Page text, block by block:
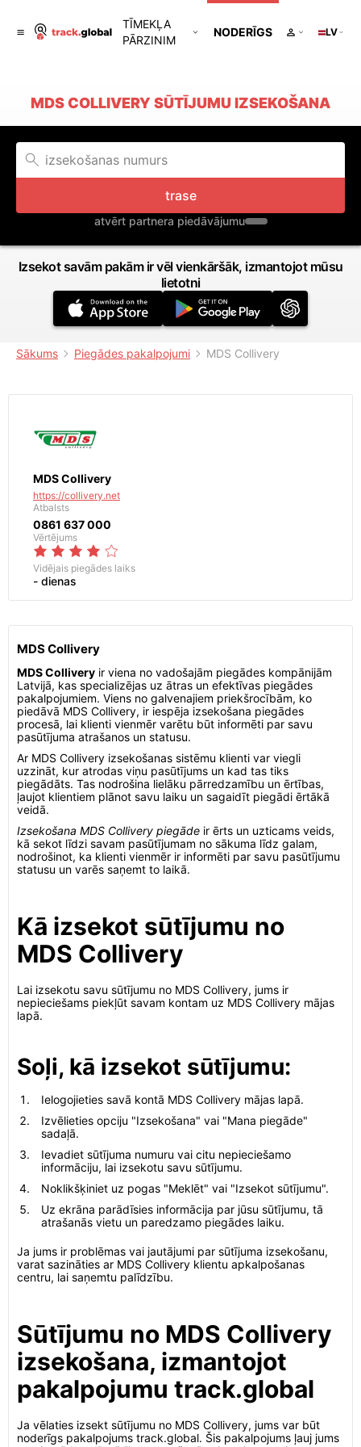
TĪMEKĻA
PĀRZINIM
NODERĪGS LV
MDS COLLIVERY SŪTĪJUMU IZSEKOŠANA
trase
atvērt partnera piedāvājumu
Izsekot savām pakām ir vēl vienkāršāk, izmantojot mūsu
lietotni
Sākums Piegādes pakalpojumi MDS Collivery
MDS Collivery
https://collivery.net
Atbalsts
0861 637 000
Vērtējums
Vidējais piegādes laiks
- dienas
MDS Collivery
MDS Collivery ir viena no vadošajām piegādes kompānijām
Latvijā, kas specializējas uz ātras un efektīvas piegādes
pakalpojumiem. Viens no galvenajiem priekšrocībām, ko
piedāvā MDS Collivery, ir iespēja izsekošana piegādes
procesā, lai klienti vienmēr varētu būt informēti par savu
pasūtījuma atrašanos un statusu.
Ar MDS Collivery izsekošanas sistēmu klienti var viegli
uzzināt, kur atrodas viņu pasūtījums un kad tas tiks
piegādāts. Tas nodrošina lielāku pārredzamību un ērtības,
ļaujot klientiem plānot savu laiku un sagaidīt piegādi ērtākā
veidā.
Izsekošana MDS Collivery piegāde ir ērts un uzticams veids,
kā sekot līdzi savam pasūtījumam no sākuma līdz galam,
nodrošinot, ka klienti vienmēr ir informēti par savu pasūtījumu
statusu un varēs saņemt to laikā.
Kā izsekot sūtījumu no
MDS Collivery
Lai izsekotu savu sūtījumu no MDS Collivery, jums ir
nepieciešams piekļūt savam kontam uz MDS Collivery mājas
lapā.
Soļi, kā izsekot sūtījumu:
Ielogojieties savā kontā MDS Collivery mājas lapā.
Izvēlieties opciju "Izsekošana" vai "Mana piegāde"
sadaļā.
Ievadiet sūtījuma numuru vai citu nepieciešamo
informāciju, lai izsekotu savu sūtījumu.
Noklikšķiniet uz pogas "Meklēt" vai "Izsekot sūtījumu".
Uz ekrāna parādīsies informācija par jūsu sūtījumu, tā
atrašanās vietu un paredzamo piegādes laiku.
Ja jums ir problēmas vai jautājumi par sūtījuma izsekošanu,
varat sazināties ar MDS Collivery klientu apkalpošanas
centru, lai saņemtu palīdzību.
Sūtījumu no MDS Collivery
izsekošana, izmantojot
pakalpojumu track.global
Ja vēlaties izsekt sūtījumu no MDS Collivery, jums var būt
noderīgs pakalpojums track.global. Šis pakalpojums ļauj jums